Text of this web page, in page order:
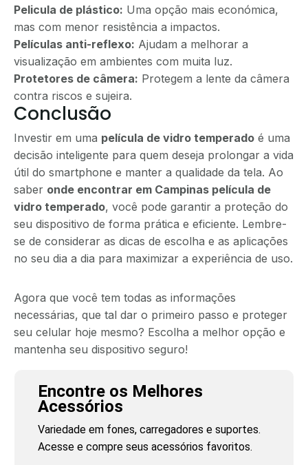
Pelicula de plástico: Uma opção mais económica,
mas com menor resistência a impactos.
Películas anti-reflexo: Ajudam a melhorar a
visualização em ambientes com muita luz.
Protetores de câmera: Protegem a lente da câmera
contra riscos e sujeira.
Conclusão
Investir em uma película de vidro temperado é uma
decisão inteligente para quem deseja prolongar a vida
útil do smartphone e manter a qualidade da tela. Ao
saber onde encontrar em Campinas película de
vidro temperado, você pode garantir a proteção do
seu dispositivo de forma prática e eficiente. Lembre-
se de considerar as dicas de escolha e as aplicações
no seu dia a dia para maximizar a experiência de uso.
Agora que você tem todas as informações
necessárias, que tal dar o primeiro passo e proteger
seu celular hoje mesmo? Escolha a melhor opção e
mantenha seu dispositivo seguro!
Encontre os Melhores
Acessórios
Variedade em fones, carregadores e suportes.
Acesse e compre seus acessórios favoritos.